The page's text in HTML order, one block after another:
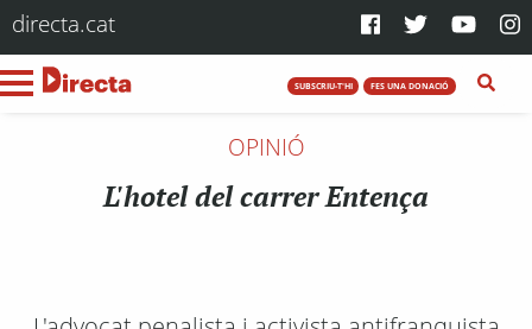
directa.cat
SUBSCRIU-T'HI FES UNA DONACIÓ
OPINIÓ
L'hotel del carrer Entença